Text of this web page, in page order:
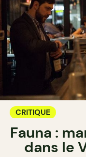
CRITIQUE
Fauna :
dans le